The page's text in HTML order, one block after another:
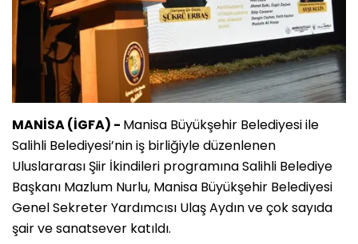
MANİSA (İGFA) - Manisa Büyükşehir Belediyesi ile
Salihli Belediyesi’nin iş birliğiyle düzenlenen
Uluslararası Şiir İkindileri programına Salihli Belediye
Başkanı Mazlum Nurlu, Manisa Büyükşehir Belediyesi
Genel Sekreter Yardımcısı Ulaş Aydın ve çok sayıda
şair ve sanatsever katıldı.